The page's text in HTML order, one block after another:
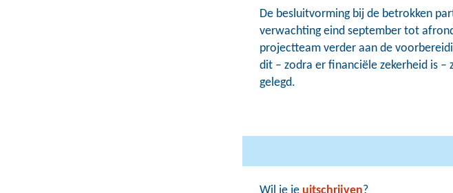
De besluitvorming bij de betrokken
verwachting eind september tot
projectteam verder aan de
dit – zodra er financiële zekerheid is
gelegd.